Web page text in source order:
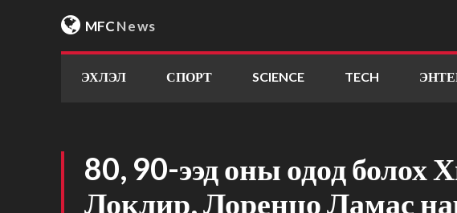
MFCNews
ЭХЛЭЛ СПОРТ SCIENCE TECH
80, 90-ээд оны одод болох
Локлир, Лоренцо Ламас